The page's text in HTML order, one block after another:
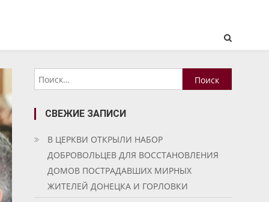
Найти:
СВЕЖИЕ ЗАПИСИ
В ЦЕРКВИ ОТКРЫЛИ НАБОР
ДОБРОВОЛЬЦЕВ ДЛЯ ВОССТАНОВЛЕНИЯ
ДОМОВ ПОСТРАДАВШИХ МИРНЫХ
ЖИТЕЛЕЙ ДОНЕЦКА И ГОРЛОВКИ